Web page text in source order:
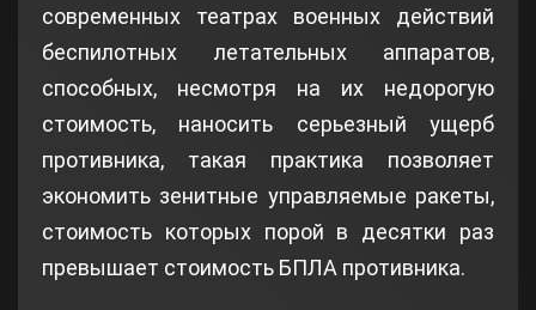
современных театрах военных действий
беспилотных летательных аппаратов,
способных, несмотря на их недорогую
стоимость, наносить серьезный ущерб
противника, такая практика позволяет
экономить зенитные управляемые ракеты,
стоимость которых порой в десятки раз
превышает стоимость БПЛА противника.